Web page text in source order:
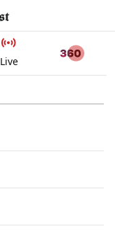
Live